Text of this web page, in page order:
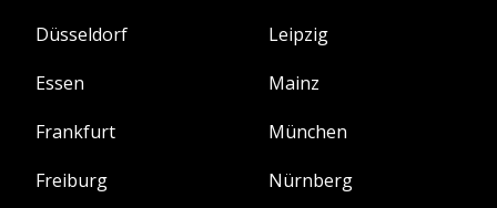
Düsseldorf
Essen
Frankfurt
Freiburg
Leipzig
Mainz
München
Nürnberg